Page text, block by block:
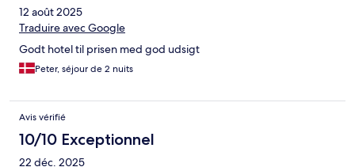
12 août 2025
Traduire avec Google
Godt hotel til prisen med god udsigt
Peter, séjour de 2 nuits
Avis vérifié
10/10 Exceptionnel
22 déc. 2025